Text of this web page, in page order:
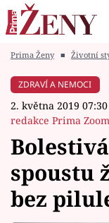
Módní alarm
Témata
Celebrity
Prima Ženy ■ Životní
ZDRAVÍ A NEMOCI
2. května 2019 07:30
redakce Prima Zoom
spoustu
bez